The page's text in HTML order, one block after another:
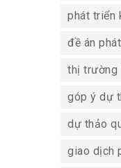
phát triển
đề án
thị trường
góp ý dự
dự thảo
giao dịch